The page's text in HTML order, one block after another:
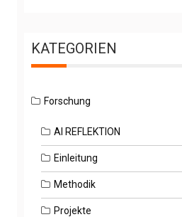
KATEGORIEN
Forschung
AI REFLEKTION
Einleitung
Methodik
Projekte